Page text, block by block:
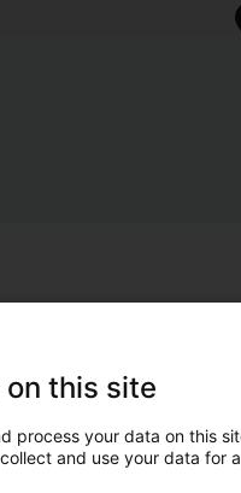
this site
process your data on this
and use your data for